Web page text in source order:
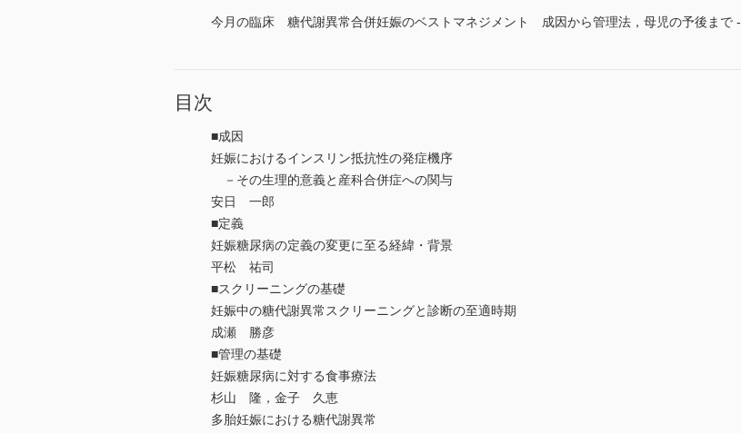
今月の臨床 糖代謝異常合併妊娠のベストマネジメント 成因から管理法，母児の予後まで -
目次
■成因
妊娠におけるインスリン抵抗性の発症機序
－その生理的意義と産科合併症への関与
安日 一郎
■定義
妊娠糖尿病の定義の変更に至る経緯・背景
平松 祐司
■スクリーニングの基礎
妊娠中の糖代謝異常スクリーニングと診断の至適時期
成瀬 勝彦
■管理の基礎
妊娠糖尿病に対する食事療法
杉山 隆，金子 久恵
多胎妊娠における糖代謝異常